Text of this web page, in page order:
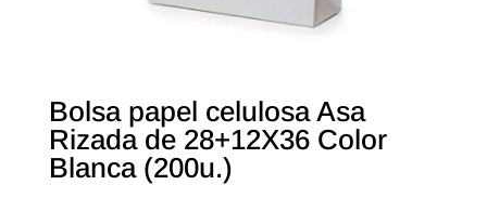
Bolsa papel celulosa Asa
Rizada de 28+12X36 Color
Blanca (200u.)